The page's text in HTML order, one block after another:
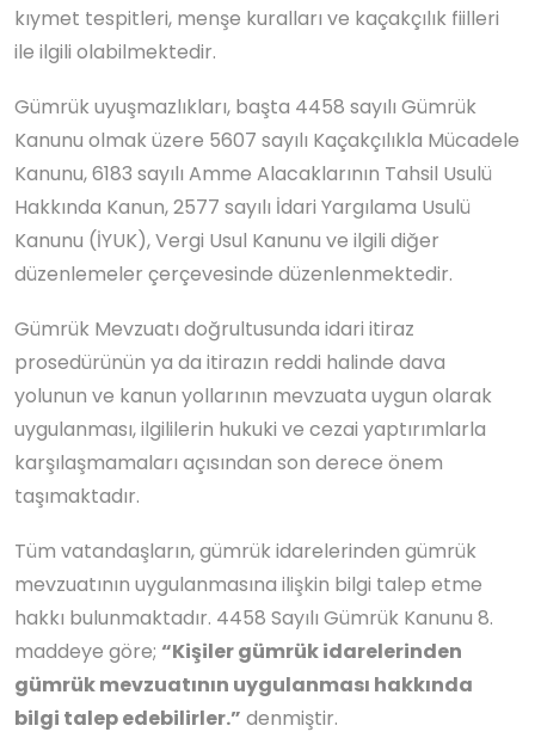
kıymet tespitleri, menşe kuralları ve kaçakçılık fiilleri
ile ilgili olabilmektedir.
Gümrük uyuşmazlıkları, başta 4458 sayılı Gümrük
Kanunu olmak üzere 5607 sayılı Kaçakçılıkla Mücadele
Kanunu, 6183 sayılı Amme Alacaklarının Tahsil Usulü
Hakkında Kanun, 2577 sayılı İdari Yargılama Usulü
Kanunu (İYUK), Vergi Usul Kanunu ve ilgili diğer
düzenlemeler çerçevesinde düzenlenmektedir.
Gümrük Mevzuatı doğrultusunda idari itiraz
prosedürünün ya da itirazın reddi halinde dava
yolunun ve kanun yollarının mevzuata uygun olarak
uygulanması, ilgililerin hukuki ve cezai yaptırımlarla
karşılaşmamaları açısından son derece önem
taşımaktadır.
Tüm vatandaşların, gümrük idarelerinden gümrük
mevzuatının uygulanmasına ilişkin bilgi talep etme
hakkı bulunmaktadır. 4458 Sayılı Gümrük Kanunu 8.
maddeye göre; “Kişiler gümrük idarelerinden
gümrük mevzuatının uygulanması hakkında
bilgi talep edebilirler.” denmiştir.